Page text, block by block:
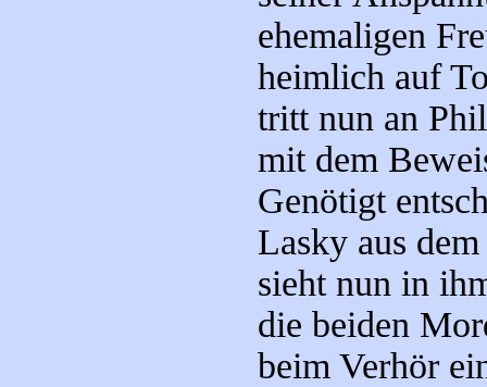
ehemaligen
heimlich auf
tritt nun an
mit dem
Genötigt
Lasky aus
sieht nun in
die beiden
beim Verhör